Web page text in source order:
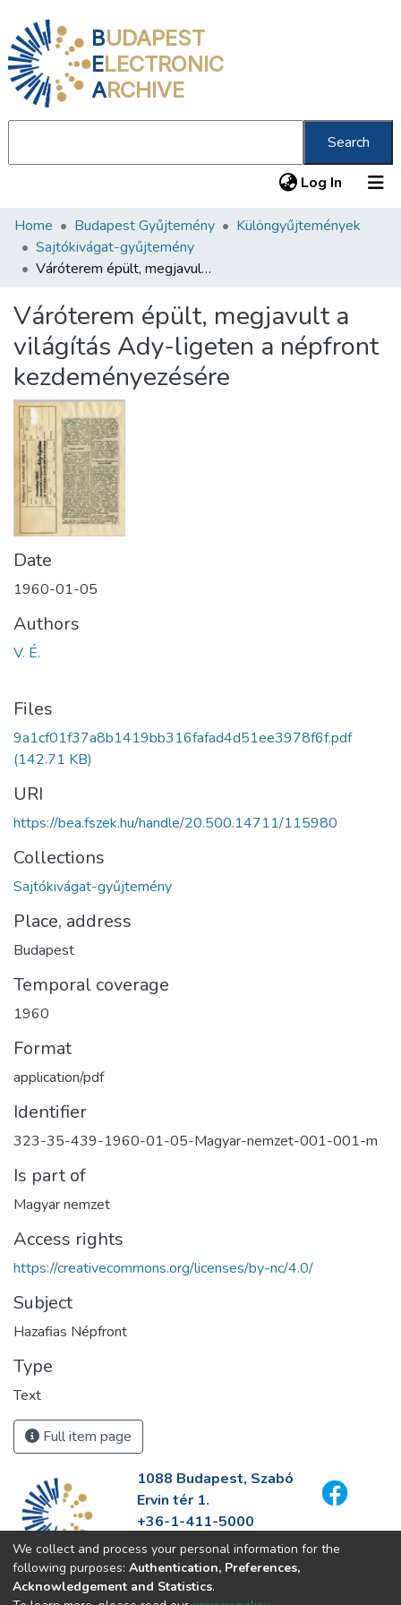
BUDAPEST
ELECTRONIC
ARCHIVE
Search
Log In (current)
Communities & Collections
All of DSpace
About us
Home Budapest Gyűjtemény
Különgyűjtemények
Sajtókivágat-gyűjtemény
Váróterem épült, megjavult a világítás Ady-ligeten a népfront kezdeményezésére
Váróterem épült, megjavult a
világítás Ady-ligeten a népfront
kezdeményezésére
Date
1960-01-05
Authors
V. É.
Files
9a1cf01f37a8b1419bb316fafad4d51ee3978f6f.pdf
(142.71 KB)
URI
https://bea.fszek.hu/handle/20.500.14711/115980
Collections
Sajtókivágat-gyűjtemény
Place, address
Budapest
Temporal coverage
1960
Format
application/pdf
Identifier
323-35-439-1960-01-05-Magyar-nemzet-001-001-m
Is part of
Magyar nemzet
Access rights
https://creativecommons.org/licenses/by-nc/4.0/
Subject
Hazafias Népfront
Type
Text
Full item page
1088 Budapest, Szabó
Ervin tér 1.
+36-1-411-5000
info@fszek.hu
https://fszek.hu
We collect and process your personal information for the
following purposes: Authentication, Preferences,
Acknowledgement and Statistics.